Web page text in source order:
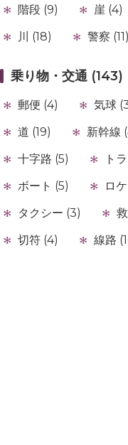
階段 (9)
崖 (4)
川 (18)
警察 (11)
乗り物・交通 (143)
郵便 (4) 気球
道 (19)
新幹線
十字路 (5)
ト
ボート (5)
ロ
タクシー (3)
切符 (4)
線路